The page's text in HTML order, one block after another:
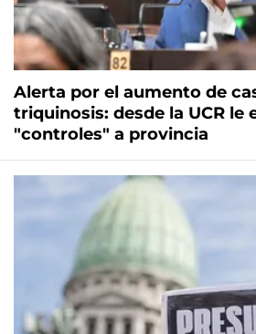
Alerta por el aumento de
triquinosis: desde la UCR le
"controles" a provincia